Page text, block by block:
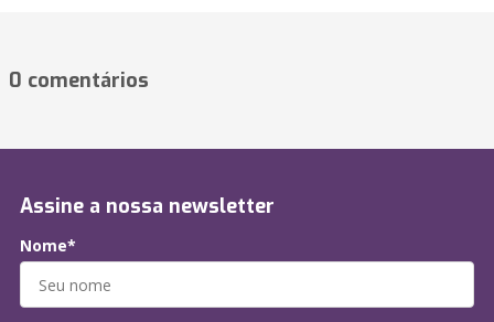
0 comentários
Assine a nossa newsletter
Nome*